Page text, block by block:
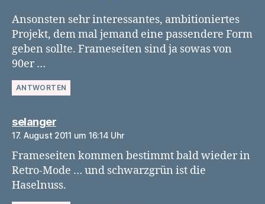
Ansonsten sehr interessantes, ambitioniertes
Projekt, dem mal jemand eine passendere Form
geben sollte. Frameseiten sind ja sowas von
90er …
ANTWORTEN
selangersagt:
17. August 2011 um 16:14 Uhr
Frameseiten kommen bestimmt bald wieder in
Retro-Mode … und schwarzgrün ist die
Haselnuss.